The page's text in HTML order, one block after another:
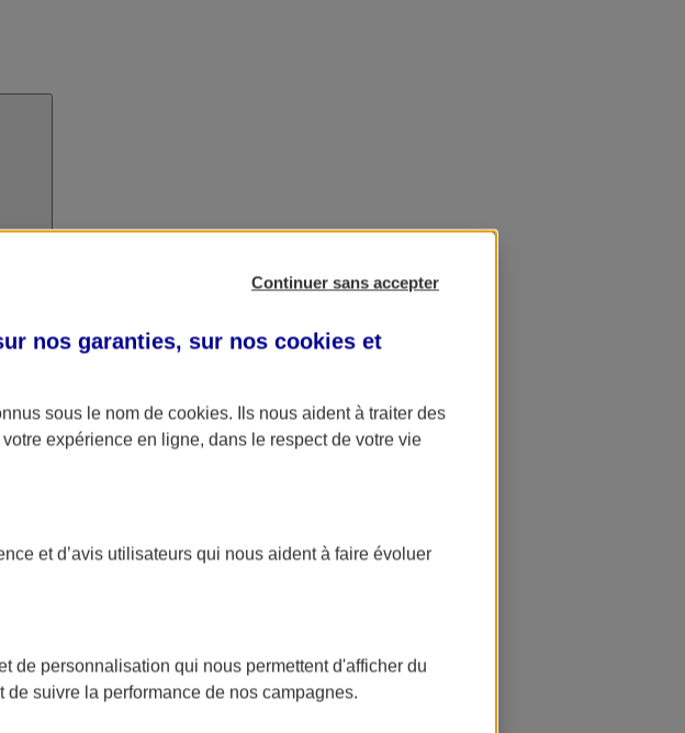
Continuer sans accepter
nos garanties, sur nos cookies et
sous le nom de cookies. Ils nous aident à traiter des
expérience en ligne, dans le respect de votre vie
et d’avis utilisateurs qui nous aident à faire évoluer
de personnalisation qui nous permettent d'afficher du
suivre la performance de nos campagnes.